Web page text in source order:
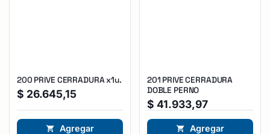
200 PRIVE CERRADURA x1u.
$ 26.645,15
Agregar
201 PRIVE CERRADURA
DOBLE PERNO
$ 41.933,97
Agregar